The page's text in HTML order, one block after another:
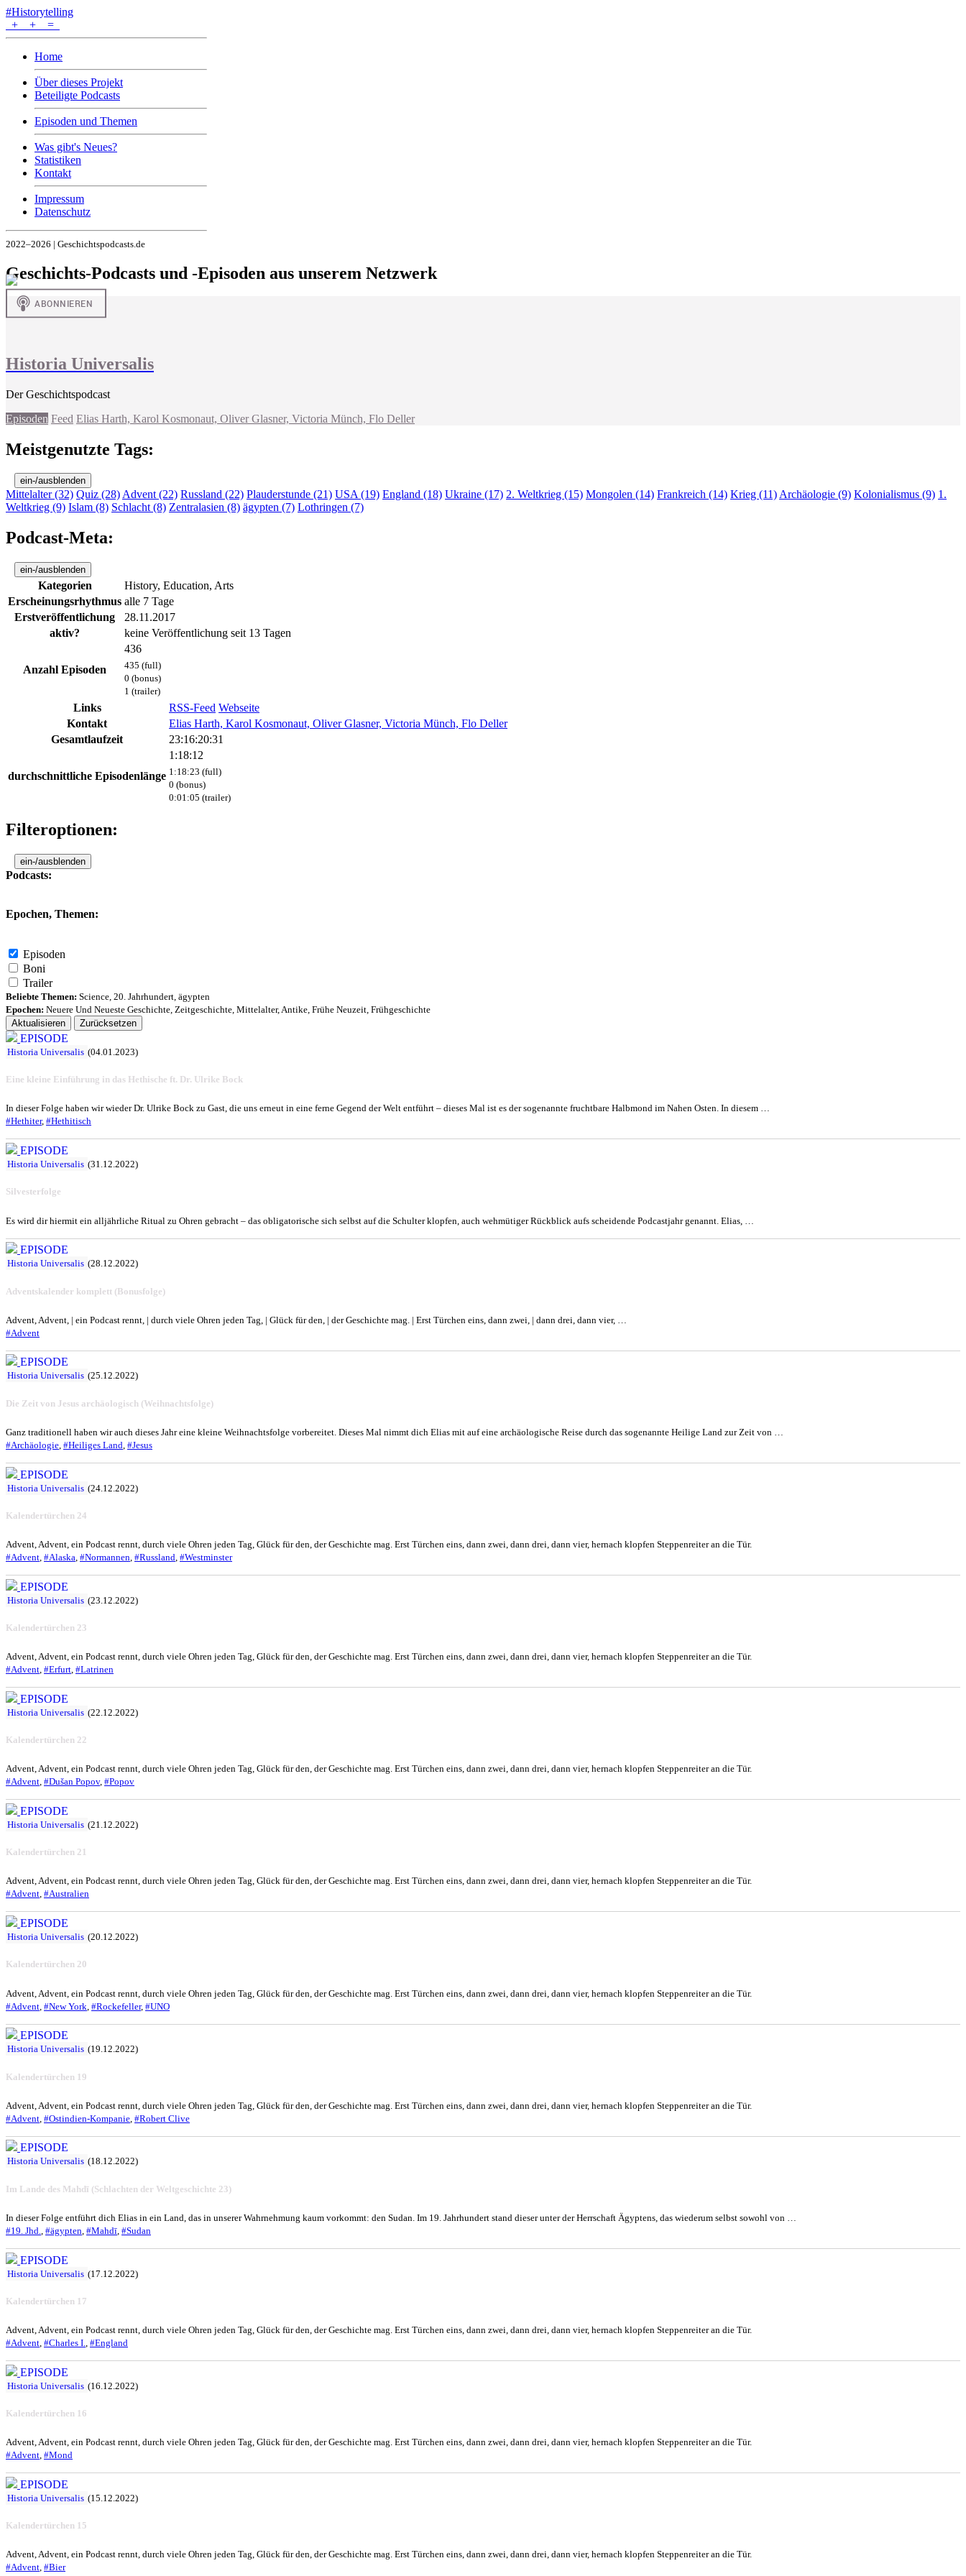
#Historytelling
+
+ =
Home
Über dieses Projekt
Beteiligte Podcasts
Episoden und Themen
Was gibt's Neues?
Statistiken
Kontakt
Impressum
Datenschutz
2022–2026 | Geschichtspodcasts.de
Geschichts-Podcasts und -Episoden aus unserem Netzwerk
Historia Universalis
Der Geschichtspodcast
Episoden Feed Elias Harth, Karol Kosmonaut, Oliver Glasner, Victoria Münch, Flo Deller
Meistgenutzte Tags:
ein-/ausblenden
Mittelalter (32) Quiz (28)Advent (22) Russland (22) Plauderstunde (21) USA (19) England (18) Ukraine (17) 2. Weltkrieg (15) Mongolen (14) Frankreich (14) Krieg (11)Archäologie (9) Kolonialismus (9) 1.
Weltkrieg (9) Islam (8) Schlacht (8) Zentralasien (8) ägypten (7) Lothringen (7)
Podcast-Meta:
ein-/ausblenden
Kategorien
History, Education, Arts
Erscheinungsrhythmus alle 7 Tage
Erstveröffentlichung
28.11.2017
aktiv?
keine Veröffentlichung seit 13 Tagen
Anzahl Episoden
436
435 (full)
0 (bonus)
1 (trailer)
Links RSS-Feed Webseite
Kontakt
Elias Harth, Karol Kosmonaut, Oliver Glasner, Victoria Münch, Flo Deller
Gesamtlaufzeit
23:16:20:31
durchschnittliche Episodenlänge
1:18:12
1:18:23 (full)
0 (bonus)
0:01:05 (trailer)
Filteroptionen:
ein-/ausblenden
Podcasts:
Epochen, Themen:
Episoden
Boni
Trailer
Beliebte Themen: Science, 20. Jahrhundert, ägypten
Epochen: Neuere Und Neueste Geschichte, Zeitgeschichte, Mittelalter,Antike, Frühe Neuzeit, Frühgeschichte
Aktualisieren
Zurücksetzen
EPISODE
Historia Universalis (04.01.2023)
Eine kleine Einführung in das Hethische ft. Dr. Ulrike Bock
In dieser Folge haben wir wieder Dr. Ulrike Bock zu Gast, die uns erneut in eine ferne Gegend der Welt entführt – dieses Mal ist es der sogenannte fruchtbare Halbmond im Nahen Osten. In diesem …
#Hethiter, #Hethitisch
EPISODE
Historia Universalis (31.12.2022)
Silvesterfolge
Es wird dir hiermit ein alljährliche Ritual zu Ohren gebracht – das obligatorische sich selbst auf die Schulter klopfen, auch wehmütiger Rückblick aufs scheidende Podcastjahr genannt. Elias, …
EPISODE
Historia Universalis (28.12.2022)
Adventskalender komplett (Bonusfolge)
Advent, Advent, | ein Podcast rennt, | durch viele Ohren jeden Tag, | Glück für den, | der Geschichte mag. | Erst Türchen eins, dann zwei, | dann drei, dann vier, …
#Advent
EPISODE
Historia Universalis (25.12.2022)
Die Zeit von Jesus archäologisch (Weihnachtsfolge)
Ganz traditionell haben wir auch dieses Jahr eine kleine Weihnachtsfolge vorbereitet. Dieses Mal nimmt dich Elias mit auf eine archäologische Reise durch das sogenannte Heilige Land zur Zeit von …
#Archäologie #Heiliges Land #Jesus
EPISODE
Historia Universalis (24.12.2022)
Kalendertürchen 24
Advent, Advent, ein Podcast rennt, durch viele Ohren jeden Tag, Glück für den, der Geschichte mag. Erst Türchen eins, dann zwei, dann drei, dann vier, hernach klopfen Steppenreiter an die Tür.
#Advent #Alaska #Normannen #Russland #Westminster
EPISODE
Historia Universalis (23.12.2022)
Kalendertürchen 23
Advent, Advent, ein Podcast rennt, durch viele Ohren jeden Tag, Glück für den, der Geschichte mag. Erst Türchen eins, dann zwei, dann drei, dann vier, hernach klopfen Steppenreiter an die Tür.
#Advent, #Erfurt, #Latrinen
EPISODE
Historia Universalis (22.12.2022)
Kalendertürchen 22
Advent, Advent, ein Podcast rennt, durch viele Ohren jeden Tag, Glück für den, der Geschichte mag. Erst Türchen eins, dann zwei, dann drei, dann vier, hernach klopfen Steppenreiter an die Tür.
#Advent, #Dušan Popov, #Popov
EPISODE
Historia Universalis (21.12.2022)
Kalendertürchen 21
Advent, Advent, ein Podcast rennt, durch viele Ohren jeden Tag, Glück für den, der Geschichte mag. Erst Türchen eins, dann zwei, dann drei, dann vier, hernach klopfen Steppenreiter an die Tür.
#Advent, #Australien
EPISODE
Historia Universalis (20.12.2022)
Kalendertürchen 20
Advent, Advent, ein Podcast rennt, durch viele Ohren jeden Tag, Glück für den, der Geschichte mag. Erst Türchen eins, dann zwei, dann drei, dann vier, hernach klopfen Steppenreiter an die Tür.
#Advent #New York #Rockefeller, #UNO
EPISODE
Historia Universalis (19.12.2022)
Kalendertürchen 19
Advent, Advent, ein Podcast rennt, durch viele Ohren jeden Tag, Glück für den, der Geschichte mag. Erst Türchen eins, dann zwei, dann drei, dann vier, hernach klopfen Steppenreiter an die Tür.
#Advent #Ostindien-Kompanie #Robert Clive
EPISODE
Historia Universalis (18.12.2022)
Im Lande des Mahdī (Schlachten der Weltgeschichte 23)
In dieser Folge entführt dich Elias in ein Land, das in unserer Wahrnehmung kaum vorkommt: den Sudan. Im 19. Jahrhundert stand dieser unter der Herrschaft Ägyptens, das wiederum selbst sowohl von …
#19. Jhd.
#ägypten #Mahdī #Sudan
EPISODE
Historia Universalis (17.12.2022)
Kalendertürchen 17
Advent, Advent, ein Podcast rennt, durch viele Ohren jeden Tag, Glück für den, der Geschichte mag. Erst Türchen eins, dann zwei, dann drei, dann vier, hernach klopfen Steppenreiter an die Tür.
#Advent #Charles I. #England
EPISODE
Historia Universalis (16.12.2022)
Kalendertürchen 16
Advent, Advent, ein Podcast rennt, durch viele Ohren jeden Tag, Glück für den, der Geschichte mag. Erst Türchen eins, dann zwei, dann drei, dann vier, hernach klopfen Steppenreiter an die Tür.
#Advent, #Mond
EPISODE
Historia Universalis (15.12.2022)
Kalendertürchen 15
Advent, Advent, ein Podcast rennt, durch viele Ohren jeden Tag, Glück für den, der Geschichte mag. Erst Türchen eins, dann zwei, dann drei, dann vier, hernach klopfen Steppenreiter an die Tür.
#Advent, #Bier